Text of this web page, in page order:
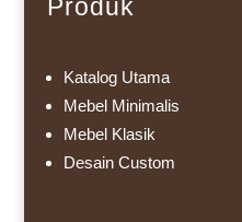
Produk
Katalog Utama
Mebel Minimalis
Mebel Klasik
Desain Custom